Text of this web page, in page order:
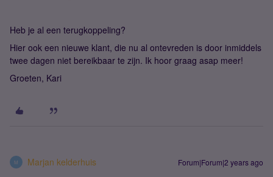
Heb je al een terugkoppeling?
Hier ook een nieuwe klant, die nu al ontevreden is door inmiddels
twee dagen niet bereikbaar te zijn. Ik hoor graag asap meer!
Groeten, Kari
M Marjan kelderhuis Forum|Forum|2 years ago